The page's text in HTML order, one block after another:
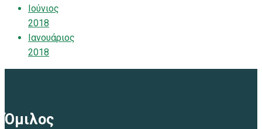
Ιούνιος
2018
Ιανουάριος
2018
Όμιλος